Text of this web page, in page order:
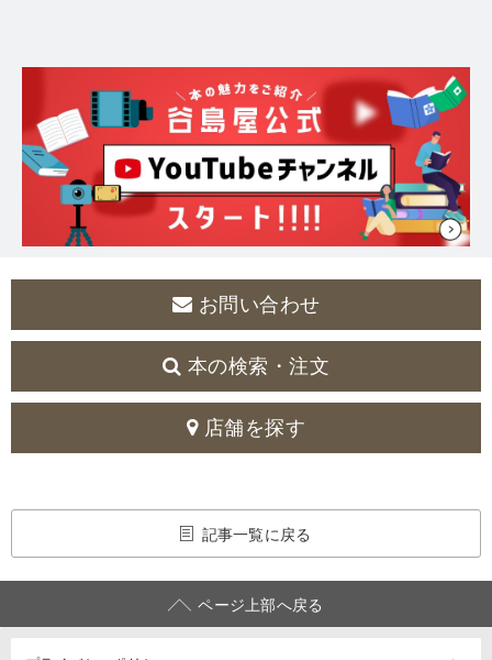
お問い合わせ
本の検索・注文
店舗を探す
記事一覧に戻る
ページ上部へ戻る